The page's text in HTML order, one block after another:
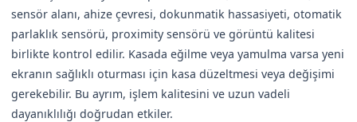
sensör alanı, ahize çevresi, dokunmatik hassasiyeti, otomatik
parlaklık sensörü, proximity sensörü ve görüntü kalitesi
birlikte kontrol edilir. Kasada eğilme veya yamulma varsa yeni
ekranın sağlıklı oturması için kasa düzeltmesi veya değişimi
gerekebilir. Bu ayrım, işlem kalitesini ve uzun vadeli
dayanıklılığı doğrudan etkiler.